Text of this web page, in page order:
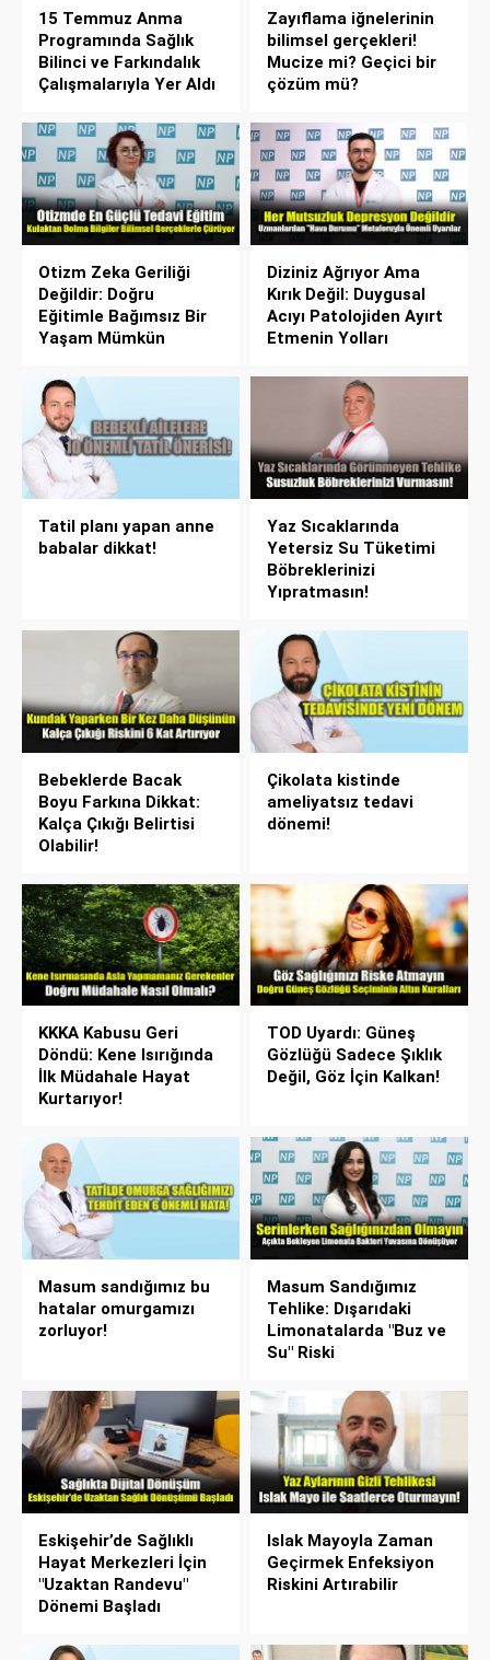
15 Temmuz Anma
Programında Sağlık
Bilinci ve Farkındalık
Çalışmalarıyla Yer Aldı
Zayıflama iğnelerinin
bilimsel gerçekleri!
Mucize mi? Geçici bir
çözüm mü?
Otizm Zeka Geriliği
Değildir: Doğru
Eğitimle Bağımsız Bir
Yaşam Mümkün
Diziniz Ağrıyor Ama
Kırık Değil: Duygusal
Acıyı Patolojiden Ayırt
Etmenin Yolları
Tatil planı yapan anne
babalar dikkat!
Yaz Sıcaklarında
Yetersiz Su Tüketimi
Böbreklerinizi
Yıpratmasın!
Bebeklerde Bacak
Boyu Farkına Dikkat:
Kalça Çıkığı Belirtisi
Olabilir!
Çikolata kistinde
ameliyatsız tedavi
dönemi!
KKKA Kabusu Geri
Döndü: Kene Isırığında
İlk Müdahale Hayat
Kurtarıyor!
TOD Uyardı: Güneş
Gözlüğü Sadece Şıklık
Değil, Göz İçin Kalkan!
Masum sandığımız bu
hatalar omurgamızı
zorluyor!
Masum Sandığımız
Tehlike: Dışarıdaki
Limonatalarda "Buz ve
Su" Riski
Eskişehir’de Sağlıklı
Hayat Merkezleri İçin
"Uzaktan Randevu"
Dönemi Başladı
Islak Mayoyla Zaman
Geçirmek Enfeksiyon
Riskini Artırabilir